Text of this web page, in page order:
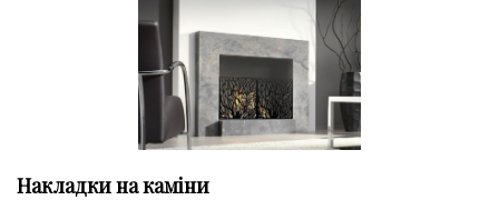
Накладки на каміни